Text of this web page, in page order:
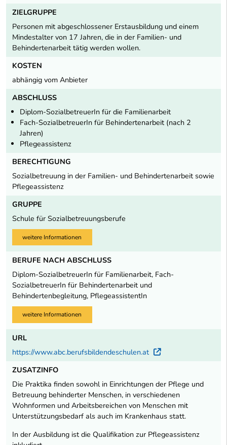
ZIELGRUPPE
Personen mit abgeschlossener Erstausbildung und einem
Mindestalter von 17 Jahren, die in der Familien- und
Behindertenarbeit tätig werden wollen.
KOSTEN
abhängig vom Anbieter
ABSCHLUSS
Diplom-SozialbetreuerIn für die Familienarbeit
Fach-SozialbetreuerIn für Behindertenarbeit (nach 2
Jahren)
Pflegeassistenz
BERECHTIGUNG
Sozialbetreuung in der Familien- und Behindertenarbeit sowie
Pflegeassistenz
GRUPPE
Schule für Sozialbetreuungsberufe
weitere Informationen
BERUFE NACH ABSCHLUSS
Diplom-SozialbetreuerIn für Familienarbeit, Fach-
SozialbetreuerIn für Behindertenarbeit und
Behindertenbegleitung, PflegeassistentIn
weitere Informationen
URL
https://www.abc.berufsbildendeschulen.at
Externer Link
ZUSATZINFO
Die Praktika finden sowohl in Einrichtungen der Pflege und
Betreuung behinderter Menschen, in verschiedenen
Wohnformen und Arbeitsbereichen von Menschen mit
Unterstützungsbedarf als auch im Krankenhaus statt.
In der Ausbildung ist die Qualifikation zur Pflegeassistenz